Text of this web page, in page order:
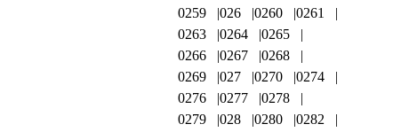
0259
026 0260
0261
0263
0264
0265
0266
0267
0268
0269
027 0270
0274
0276
0277
0278
0279
028 0280
0282